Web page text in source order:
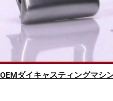
ダイキャスティングマシ